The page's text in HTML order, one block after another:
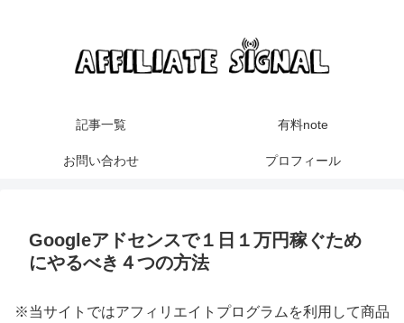
記事一覧 有料note
お問い合わせ プロフィール
Googleアドセンスで１日１万円稼ぐため
にやるべき４つの方法
※当サイトではアフィリエイトプログラムを利用して商品